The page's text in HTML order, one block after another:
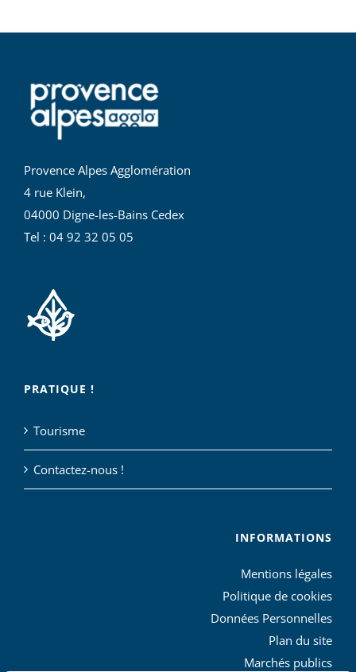
Provence Alpes Agglomération
4 rue Klein,
04000 Digne-les-Bains Cedex
Tel : 04 92 32 05 05
PRATIQUE !
Tourisme
Contactez-nous !
INFORMATIONS
Mentions légales
Politique de cookies
Données Personnelles
Plan du site
Marchés publics